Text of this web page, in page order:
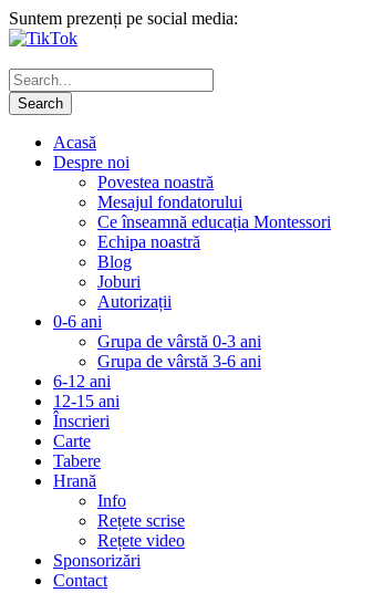
Suntem prezenți pe social media:
Acasă
Despre noi
Povestea noastră
Mesajul fondatorului
Ce înseamnă educația Montessori
Echipa noastră
Blog
Joburi
Autorizații
0-6 ani
Grupa de vârstă 0-3 ani
Grupa de vârstă 3-6 ani
6-12 ani
12-15 ani
Înscrieri
Carte
Tabere
Hrană
Info
Rețete scrise
Rețete video
Sponsorizări
Contact